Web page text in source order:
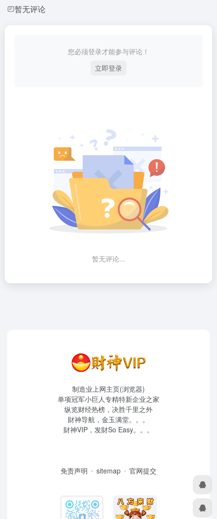
暂无评论
您必须登录才能参与评论！
立即登录
暂无评论...
制造业上网主页(浏览器)
单项冠军小巨人专精特新企业之家
纵览财经热榜，决胜千里之外
財神导航，金玉满堂。。。
財神VIP，发財So Easy。。。
免责声明 sitemap 官网提交